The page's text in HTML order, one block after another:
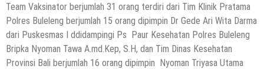
Team Vaksinator berjumlah 31 orang terdiri dari Tim Klinik Pratama
Polres Buleleng berjumlah 15 orang dipimpin Dr Gede Ari Wita Darma
dari Puskesmas I ddidampingi Ps Paur Kesehatan Polres Buleleng
Bripka Nyoman Tawa A.md.Kep, S.H, dan Tim Dinas Kesehatan
Provinsi Bali berjumlah 16 orang dipimpin Nyoman Triyasa Utama